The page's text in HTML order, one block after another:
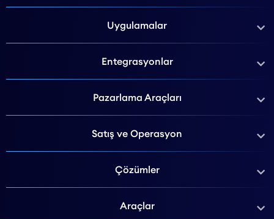
Uygulamalar
Entegrasyonlar
Pazarlama Araçları
Satış ve Operasyon
Çözümler
Araçlar